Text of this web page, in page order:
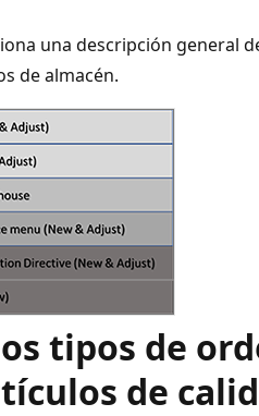
una descripción general
de almacén.
tipos de
de